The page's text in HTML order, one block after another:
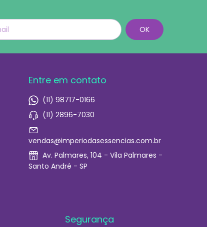
Entre em contato
(11) 98717-0166
(11) 2896-7030
vendas@imperiodasessencias.com.br
Av. Palmares, 104 - Vila Palmares -
Santo André - SP
Segurança